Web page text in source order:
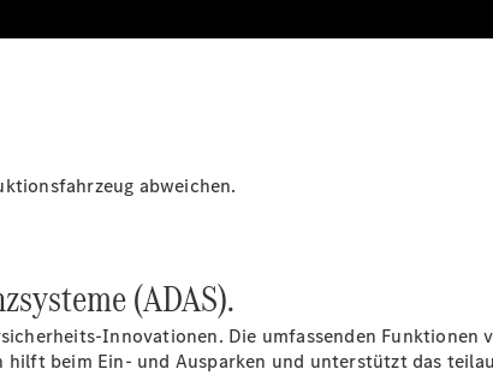
Reifen
abweichen.
(ADAS).
Innovationen. Die umfassenden Funktionen
hilft beim Ein- und Ausparken und unterstützt das